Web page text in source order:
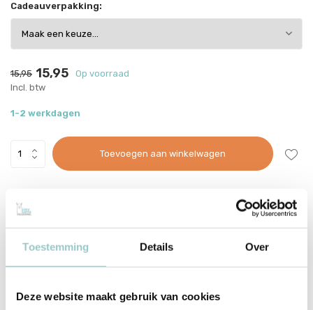
Toestemming Details Over
Deze website maakt gebruik van cookies
Cadeauverpakking:
15,95 15,95
Op voorraad
Incl. btw
1-2 werkdagen
Toevoegen aan winkelwagen
This product is available in the following variants:
Voor 15:00 besteld, dezelfde werkdag verzonden
Gratis verzending vanaf €70
Met zorg ingepakt vanuit onze conceptstore
Productomschrijving